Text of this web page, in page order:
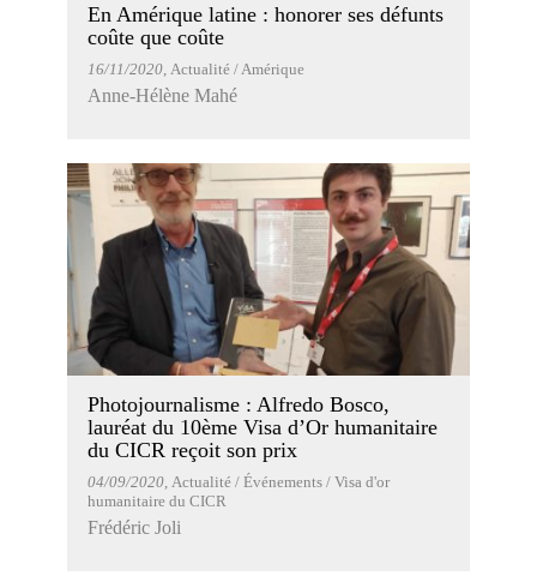
En Amérique latine : honorer ses défunts
coûte que coûte
16/11/2020, Actualité / Amérique
Anne-Hélène Mahé
Photojournalisme : Alfredo Bosco,
lauréat du 10ème Visa d’Or humanitaire
du CICR reçoit son prix
04/09/2020, Actualité / Événements / Visa d'or
humanitaire du CICR
Frédéric Joli